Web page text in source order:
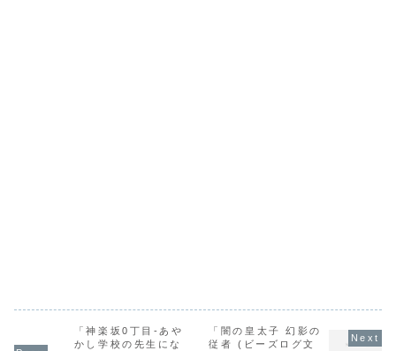
「神楽坂0丁目-あや
かし学校の先生にな
「闇の皇太子 幻影の
従者 (ビーズログ文